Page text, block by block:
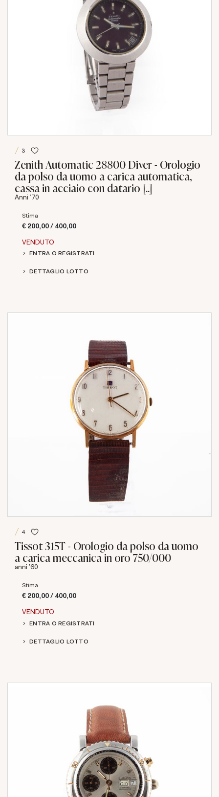
3
Zenith Automatic 28800 Diver - Orologio
da polso da uomo a carica automatica,
cassa in acciaio con datario [..]
Anni '70
Stima
€ 200,00 / 400,00
VENDUTO
ENTRA O REGISTRATI
DETTAGLIO LOTTO
4
Tissot 315T - Orologio da polso da uomo
a carica meccanica in oro 750/000
anni '60
Stima
€ 200,00 / 400,00
VENDUTO
ENTRA O REGISTRATI
DETTAGLIO LOTTO